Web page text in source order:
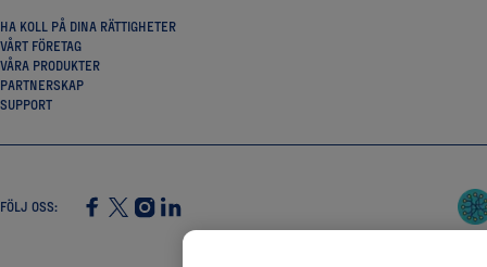
HA KOLL PÅ DINA RÄTTIGHETER
VÅRT FÖRETAG
VÅRA PRODUKTER
PARTNERSKAP
SUPPORT
FÖLJ OSS:
SocialTwitter
SocialInstagram
SocialLinkedin